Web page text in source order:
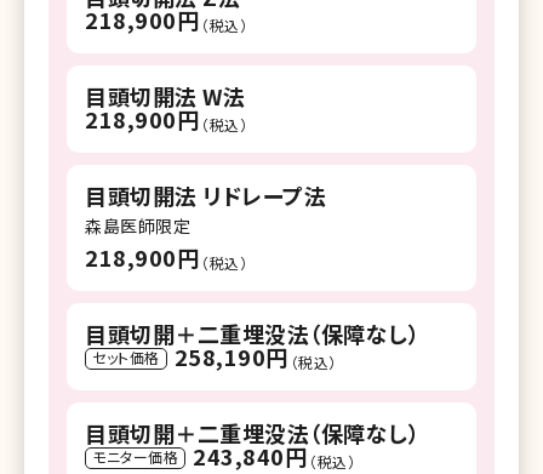
218,900円 （税込）
目頭切開法 W法
218,900円 （税込）
目頭切開法 リドレープ法
森島医師限定
218,900円 （税込）
目頭切開＋二重埋没法（保障なし）
セット価格 258,190円 （税込）
目頭切開＋二重埋没法（保障なし）
モニター価格 243,840円 （税込）